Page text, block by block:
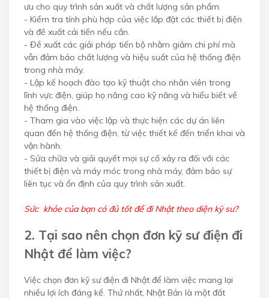
ưu cho quy trình sản xuất và chất lượng sản phẩm.
- Kiểm tra tính phù hợp của việc lắp đặt các thiết bị điện
và đề xuất cải tiến nếu cần.
- Đề xuất các giải pháp tiến bộ nhằm giảm chi phí mà
vẫn đảm bảo chất lượng và hiệu suất của hệ thống điện
trong nhà máy.
- Lập kế hoạch đào tạo kỹ thuật cho nhân viên trong
lĩnh vực điện, giúp họ nâng cao kỹ năng và hiểu biết về
hệ thống điện.
- Tham gia vào việc lập và thực hiện các dự án liên
quan đến hệ thống điện, từ việc thiết kế đến triển khai và
vận hành.
- Sửa chữa và giải quyết mọi sự cố xảy ra đối với các
thiết bị điện và máy móc trong nhà máy, đảm bảo sự
liên tục và ổn định của quy trình sản xuất.
Sức khỏe của bạn có đủ tốt để đi Nhật theo diện kỹ sư?
2. Tại sao nên chọn đơn kỹ sư điện đi
Nhật để làm việc?
Việc chọn đơn kỹ sư điện đi Nhật để làm việc mang lại
nhiều lợi ích đáng kể. Thứ nhất, Nhật Bản là một đất